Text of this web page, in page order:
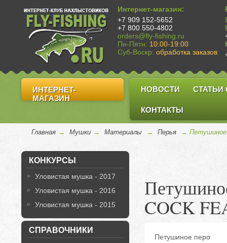
Интернет-магазин:
+7 909 152-5652
+7 800 550-4802
orders@fly-fishing.ru
Пн-Пятн: 10:00-19:00
Суб-Воскр: обработка заказов
ИНТЕРНЕТ-
МАГАЗИН
НОВОСТИ СТАТЬИ
КОНТАКТЫ
Главная → Мушки → Материалы → Перья → Петушиное
КОНКУРСЫ
Уловистая мушка - 2017
Уловистая мушка - 2016
Уловистая мушка - 2015
СПРАВОЧНИКИ
COCK
Петушиное перо